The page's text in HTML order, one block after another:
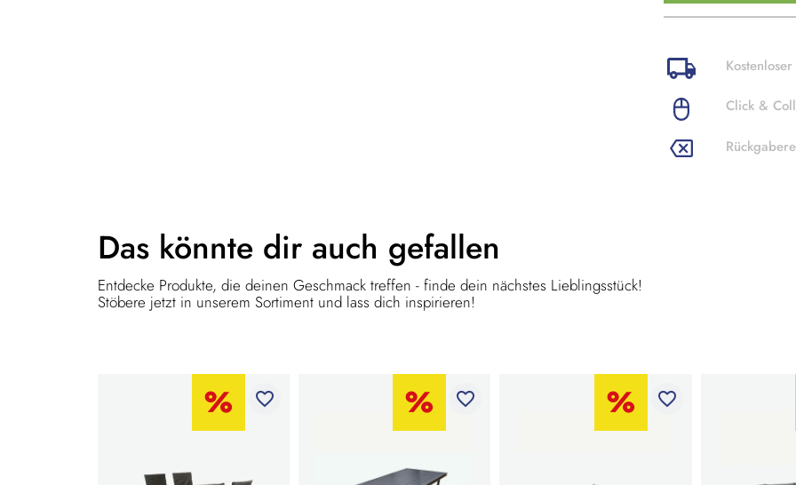
Click &
Das könnte dir auch gefallen
Entdecke Produkte, die deinen Geschmack treffen - finde dein nächstes Lieblingsstück!
Stöbere jetzt in unserem Sortiment und lass dich inspirieren!
favorite_border favorite_border favorite_border